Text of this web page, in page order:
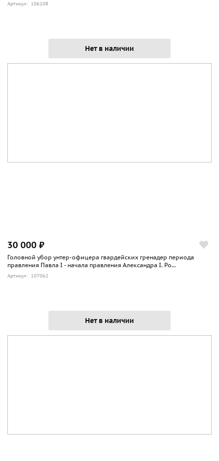
Артикул: 106108
Нет в наличии
30 000 ₽
Головной убор унтер-офицера гвардейских гренадер периода
правления Павла I - начала правления Александра I. Ро...
Артикул: 107062
Нет в наличии